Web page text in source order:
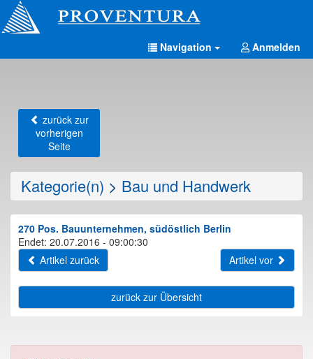
Navigation Anmelden
zurück zur
vorherigen
Seite
Kategorie(n) > Bau und Handwerk
270 Pos. Bauunternehmen, südöstlich Berlin
Endet: 20.07.2016 - 09:00:30
Artikel zurück
Artikel vor
zurück zur Übersicht